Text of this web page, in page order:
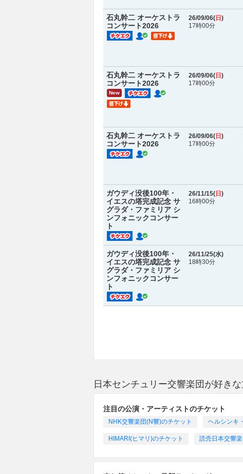
石丸幹二 オーケストラ
コンサート2026
26/09/06( 日 )
17時00分
石丸幹二 オーケストラ
コンサート2026
New
26/09/06( 日 )
17時00分
石丸幹二 オーケストラ
コンサート2026
26/09/06( 日 )
17時00分
ガウディ没後100年・
イエスの塔完成記念 サ
グラダ・ファミリア シ
ンフォニックコンサー
ト
26/11/15( 日 )
16時00分
ガウディ没後100年・
イエスの塔完成記念 サ
グラダ・ファミリア シ
ンフォニックコンサー
ト
26/11/25(水)
18時30分
日本センチュリー交響楽団が好き
注目の公演・アーティストのチケット
NHK交響楽団(N響)のチケット ヘルシンキ
HIMARI(ヒマリ)のチケット 読売日本交響